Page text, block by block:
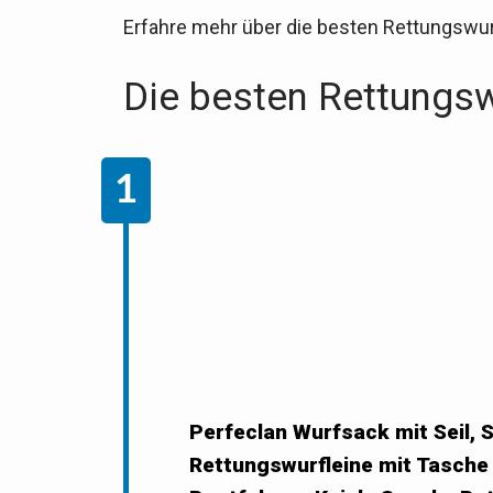
Erfahre mehr über die besten
Die besten
Perfeclan Wurfsack mit Seil,
Rettungswurfleine mit